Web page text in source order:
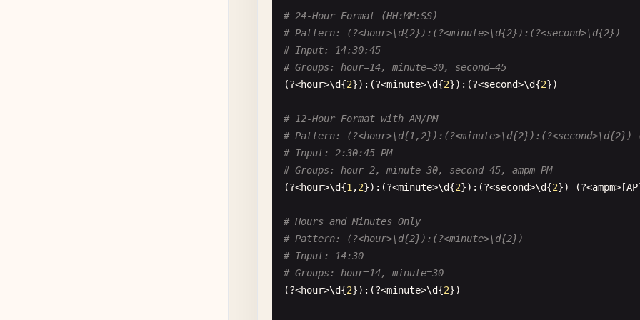
# 24-Hour Format (HH:MM:SS)
# Pattern: (?<hour>\d{2}):(?<minute>\d{2}):(?<second>\d{2})
# Input: 14:30:45
# Groups: hour=14, minute=30, second=45
(?<hour>\d{2}):(?<minute>\d{2}):(?<second>\d{2})
# 12-Hour Format with AM/PM
# Pattern: (?<hour>\d{1,2}):(?<minute>\d{2}):(?<second>\d{2})
# Input: 2:30:45 PM
# Groups: hour=2, minute=30, second=45, ampm=PM
(?<hour>\d{1 ,2}):(?<minute>\d{2}):(?<second>\d{2}) (?<ampm>[AP]
# Hours and Minutes Only
# Pattern: (?<hour>\d{2}):(?<minute>\d{2})
# Input: 14:30
# Groups: hour=14, minute=30
(?<hour>\d{2}):(?<minute>\d{2})